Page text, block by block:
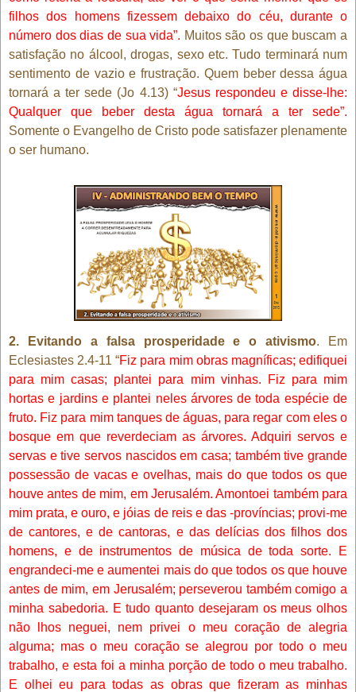
filhos dos homens fizessem debaixo do céu, durante o
número dos dias de sua vida”. Muitos são os que buscam a
satisfação no álcool, drogas, sexo etc. Tudo terminará num
sentimento de vazio e frustração. Quem beber dessa água
tornará a ter sede (Jo 4.13) “Jesus respondeu e disse-lhe:
Qualquer que beber desta água tornará a ter sede”.
Somente o Evangelho de Cristo pode satisfazer plenamente
o ser humano.
2. Evitando a falsa prosperidade e o ativismo. Em
Eclesiastes 2.4-11 “Fiz para mim obras magníficas; edifiquei
para mim casas; plantei para mim vinhas. Fiz para mim
hortas e jardins e plantei neles árvores de toda espécie de
fruto. Fiz para mim tanques de águas, para regar com eles o
bosque em que reverdeciam as árvores. Adquiri servos e
servas e tive servos nascidos em casa; também tive grande
possessão de vacas e ovelhas, mais do que todos os que
houve antes de mim, em Jerusalém. Amontoei também para
mim prata, e ouro, e jóias de reis e das -províncias; provi-me
de cantores, e de cantoras, e das delícias dos filhos dos
homens, e de instrumentos de música de toda sorte. E
engrandeci-me e aumentei mais do que todos os que houve
antes de mim, em Jerusalém; perseverou também comigo a
minha sabedoria. E tudo quanto desejaram os meus olhos
não lhos neguei, nem privei o meu coração de alegria
alguma; mas o meu coração se alegrou por todo o meu
trabalho, e esta foi a minha porção de todo o meu trabalho.
E olhei eu para todas as obras que fizeram as minhas